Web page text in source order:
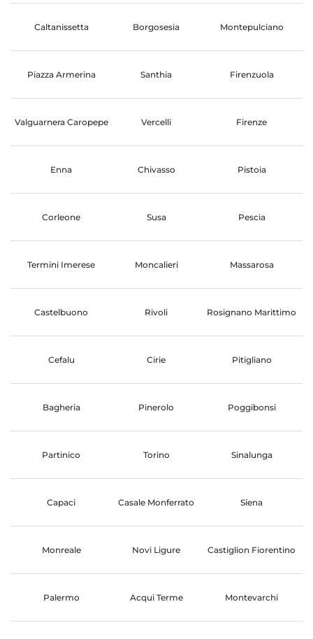
Caltanissetta Borgosesia Montepulciano
Piazza Armerina Santhia Firenzuola
Valguarnera Caropepe Vercelli Firenze
Enna Chivasso Pistoia
Corleone Susa Pescia
Termini Imerese Moncalieri Massarosa
Castelbuono Rivoli Rosignano Marittimo
Cefalu Cirie Pitigliano
Bagheria Pinerolo Poggibonsi
Partinico Torino Sinalunga
Capaci Casale Monferrato Siena
Monreale Novi Ligure Castiglion Fiorentino
Palermo Acqui Terme Montevarchi